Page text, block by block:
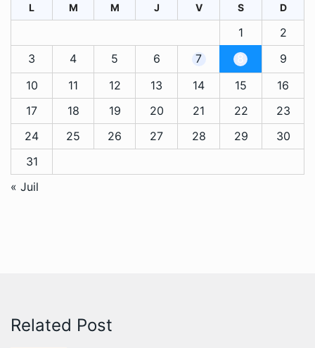
L M M J V S D
1
2
3
4 5 6 7 8
9
10
11 12 13 14 15
16
17
18 19 20 21 22
23
24
25 26 27 28 29
30
31
« Juil
Related Post